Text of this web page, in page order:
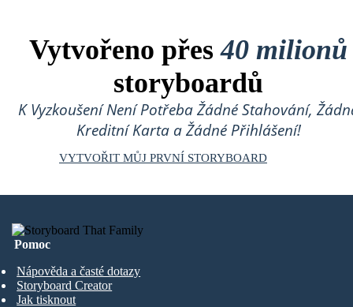
Vytvořeno přes40 milionů
storyboardů
K Vyzkoušení Není Potřeba Žádné Stahování,
Kreditní Karta a Žádné Přihlášení!
VYTVOŘIT MŮJ PRVNÍ STORYBOARD
Pomoc
Nápověda a časté dotazy
Storyboard Creator
Jak tisknout